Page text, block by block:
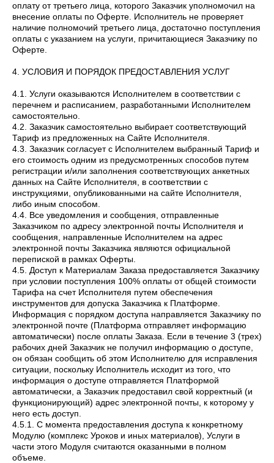
оплату от третьего лица, которого Заказчик уполномочил на
внесение оплаты по Оферте. Исполнитель не проверяет
наличие полномочий третьего лица, достаточно поступления
оплаты с указанием на услуги, причитающиеся Заказчику по
Оферте.
4. УСЛОВИЯ И ПОРЯДОК ПРЕДОСТАВЛЕНИЯ УСЛУГ
4.1. Услуги оказываются Исполнителем в соответствии с
перечнем и расписанием, разработанными Исполнителем
самостоятельно.
4.2. Заказчик самостоятельно выбирает соответствующий
Тариф из предложенных на Сайте Исполнителя.
4.3. Заказчик согласует с Исполнителем выбранный Тариф и
его стоимость одним из предусмотренных способов путем
регистрации и/или заполнения соответствующих анкетных
данных на Сайте Исполнителя, в соответствии с
инструкциями, опубликованными на сайте Исполнителя,
либо иным способом.
4.4. Все уведомления и сообщения, отправленные
Заказчиком по адресу электронной почты Исполнителя и
сообщения, направленные Исполнителем на адрес
электронной почты Заказчика являются официальной
перепиской в рамках Оферты.
4.5. Доступ к Материалам Заказа предоставляется Заказчику
при условии поступления 100% оплаты от общей стоимости
Тарифа на счет Исполнителя путем обеспечения
инструментов для допуска Заказчика к Платформе.
Информация с порядком доступа направляется Заказчику по
электронной почте (Платформа отправляет информацию
автоматически) после оплаты Заказа. Если в течение 3 (трех)
рабочих дней Заказчик не получил информацию о доступе,
он обязан сообщить об этом Исполнителю для исправления
ситуации, поскольку Исполнитель исходит из того, что
информация о доступе отправляется Платформой
автоматически, а Заказчик предоставил свой корректный (и
функционирующий) адрес электронной почты, к которому у
него есть доступ.
4.5.1. С момента предоставления доступа к конкретному
Модулю (комплекс Уроков и иных материалов), Услуги в
части этого Модуля считаются оказанными в полном
объеме.